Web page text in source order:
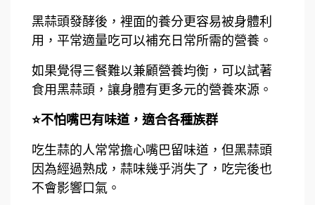
黑蒜頭發酵後，裡面的養分更容易被身體利
用，平常適量吃可以補充日常所需的營養。
如果覺得三餐難以兼顧營養均衡，可以試著
食用黑蒜頭，讓身體有更多元的營養來源。
⭐不怕嘴巴有味道，適合各種族群
吃生蒜的人常常擔心嘴巴留味道，但黑蒜頭
因為經過熟成，蒜味幾乎消失了，吃完後也
不會影響口氣。